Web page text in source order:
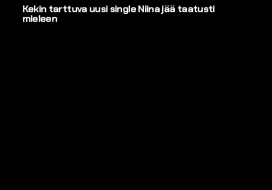
Kekin tarttuva uusi single Niina jää taatusti
mieleen